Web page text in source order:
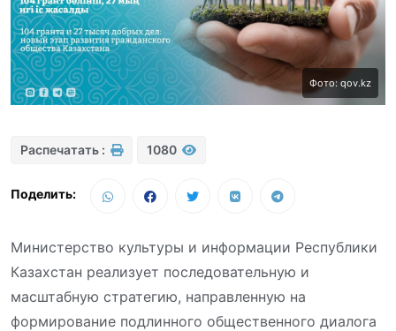
Фото: qov.kz
Распечатать : 1080
Поделить:
Министерство культуры и информации Республики
Казахстан реализует последовательную и
масштабную стратегию, направленную на
формирование подлинного общественного диалога